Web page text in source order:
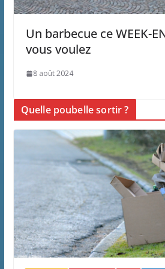
Un barbecue ce WEEK-
vous voulez
8 août 2024
Quelle poubelle sortir ?